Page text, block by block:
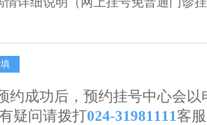
约成功后，预约挂号中心会
疑问请拨打024-31981111客